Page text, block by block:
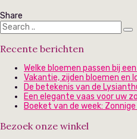
Share
Recente berichten
Welke bloemen passen bij
Vakantie, zijden bloemen en
De betekenis van de
Een elegante vaas voor uw
Boeket van de week:
Bezoek onze winkel